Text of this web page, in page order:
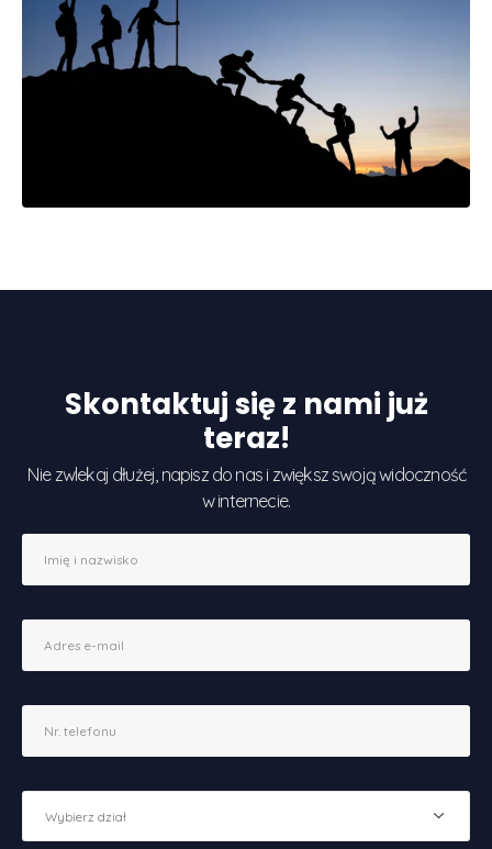
Skontaktuj się z nami już
teraz!
Nie zwlekaj dłużej, napisz do nas i zwiększ swoją widoczność
w internecie.